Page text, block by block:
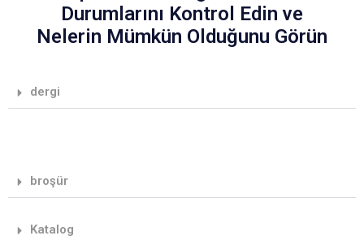
Durumlarını Kontrol Edin ve
Nelerin Mümkün Olduğunu Görün
dergi
broşür
Katalog